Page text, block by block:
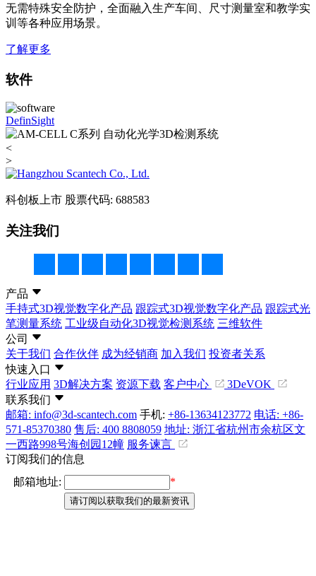
无需特殊安全防护，全面融入生产车间、尺寸测量室和教学实
训等各种应用场景。
了解更多
软件
DefinSight
<
>
科创板上市 股票代码: 688583
关注我们
产品
手持式3D视觉数字化产品 跟踪式3D视觉数字化产品 跟踪式光
笔测量系统 工业级自动化3D视觉检测系统 三维软件
公司
关于我们 合作伙伴 成为经销商 加入我们 投资者关系
快速入口
行业应用 3D解决方案 资源下载 客户中心
3DeVOK
联系我们
邮箱: info@3d-scantech.com 手机: +86-13634123772 电话: +86-
571-85370380 售后: 400 8808059 地址: 浙江省杭州市余杭区文
一西路998号海创园12幢 服务谏言
订阅我们的信息